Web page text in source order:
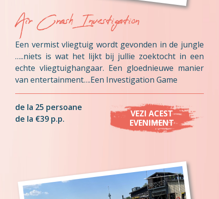
Air Crash Investigation
Een vermist vliegtuig wordt gevonden in de jungle
…..niets is wat het lijkt bij jullie zoektocht in een
echte vliegtuighangaar. Een gloednieuwe manier
van entertainment….Een Investigation Game
de la 25 persoane
de la €39 p.p.
VEZI ACEST
EVENIMENT